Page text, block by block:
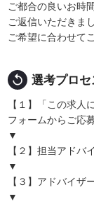
ご都合の良いお時
ご返信いただきま
ご希望に合わせて
replay 選考プロセ
【１】「この求人
フォームからご応
▼
【２】担当アドバ
▼
【３】アドバイザ
▼